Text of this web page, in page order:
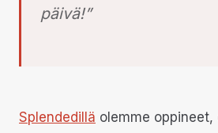
päivä!”
Splendedillä olemme